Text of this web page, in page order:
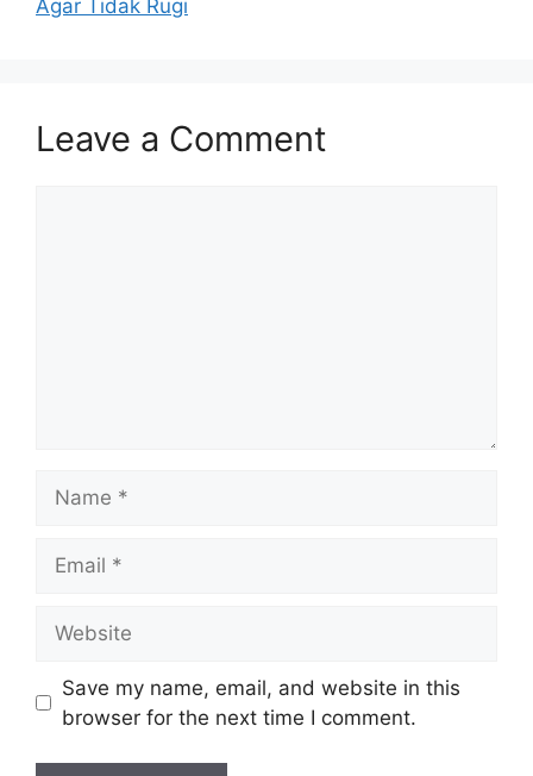
Agar Tidak Rugi
Leave a Comment
Save my name, email, and website in this
browser for the next time I comment.